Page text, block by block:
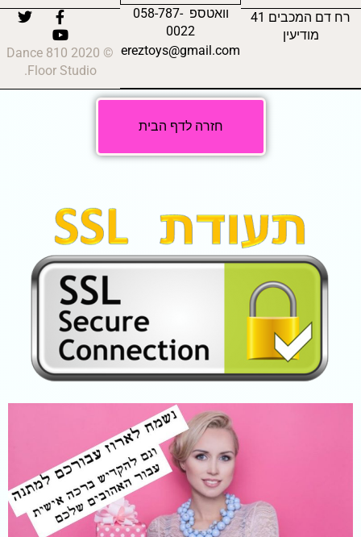
רח דם המכבים 41
מודיעין
וואטספ 058-787-
0022
ereztoys@gmail.com
© 2020 810 Dance
Floor Studio.
חזרה לדף הבית